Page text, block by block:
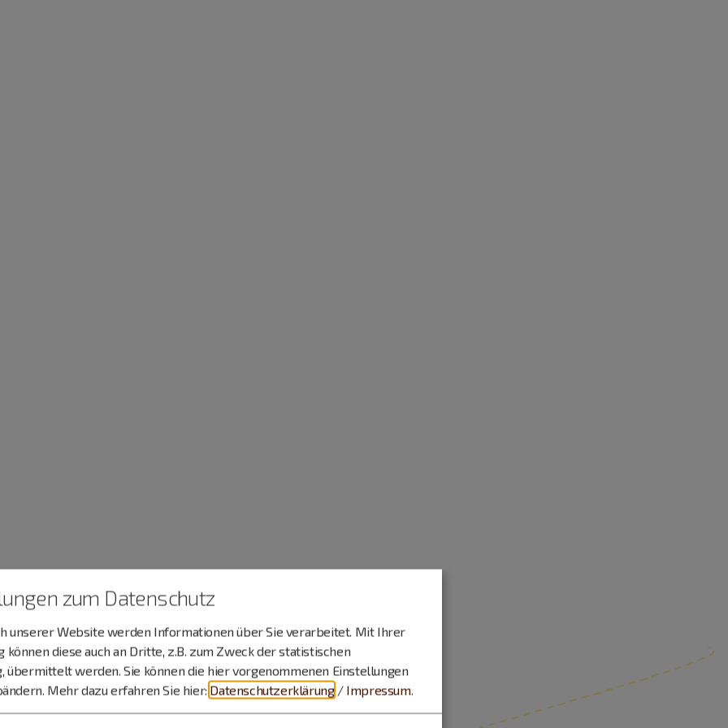
zum Datenschutz
unserer Website werden Informationen über Sie verarbeitet. Mit Ihrer
können diese auch an Dritte, z.B. zum Zweck der statistischen
übermittelt werden. Sie können die hier vorgenommenen Einstellungen
Mehr dazu erfahren Sie hier: Datenschutzerklärung / Impressum.